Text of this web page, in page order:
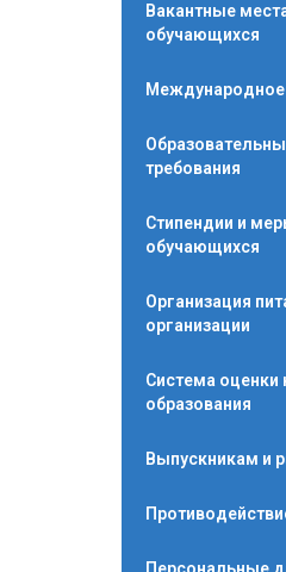
Вакантные
обучающихся
Международное
требования
Стипендии и
обучающихся
Организация
организации
Система оценки
образования
Выпускникам и